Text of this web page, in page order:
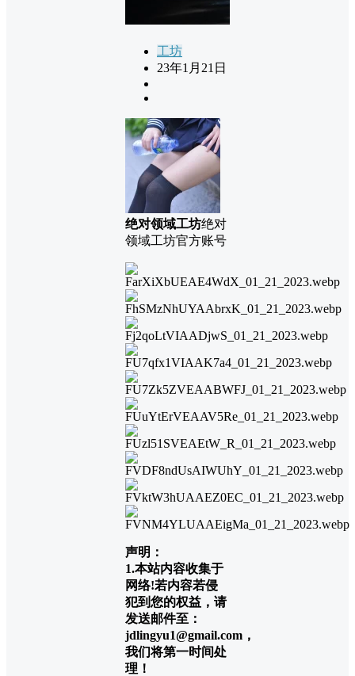
工坊
23年1月21日
绝对领域工坊绝对
领域工坊官方账号
声明：
1.本站内容收集于
网络!若内容若侵
犯到您的权益，请
发送邮件至：
jdlingyu1@gmail.com，
我们将第一时间处
理！